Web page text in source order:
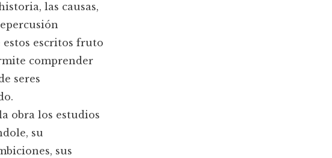
las causas,
escritos fruto
comprender
seres
obra los estudios
su
sus